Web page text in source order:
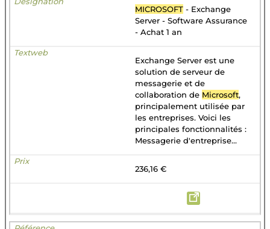
MICROSOFT - Exchange
Server - Software Assurance
- Achat 1 an
Exchange Server est une
solution de serveur de
messagerie et de
collaboration de Microsoft,
principalement utilisée par
les entreprises. Voici les
principales fonctionnalités :
Messagerie d'entreprise...
236,16 €